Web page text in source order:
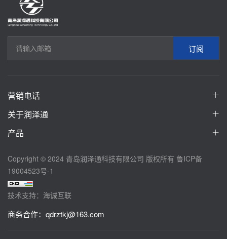
订阅
营销电话
关于润泽通
产品
Copyright © 2024 青岛润泽通科技有限公司 版权所有 鲁ICP备
19004523号-1
技术支持：海诚互联
商务合作： qdrztkj@163.com